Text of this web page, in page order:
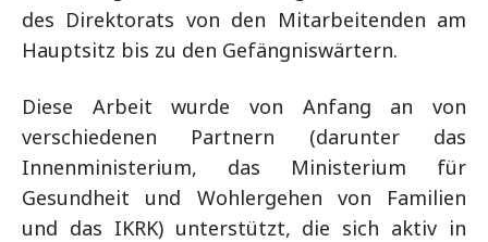
des Direktorats von den Mitarbeitenden am
Hauptsitz bis zu den Gefängniswärtern.
Diese Arbeit wurde von Anfang an von
verschiedenen Partnern (darunter das
Innenministerium, das Ministerium für
Gesundheit und Wohlergehen von Familien
und das IKRK) unterstützt, die sich aktiv in